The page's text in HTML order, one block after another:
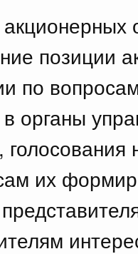
позиции
по
органы
их